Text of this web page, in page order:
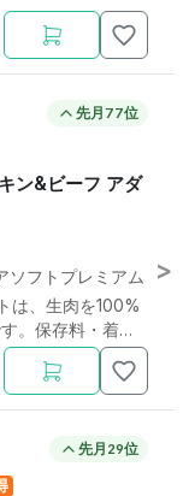
先月77位
ン&ビーフ アダ
ソフトプレミアム
は、生肉を100%
。保存料・着色
先月29位